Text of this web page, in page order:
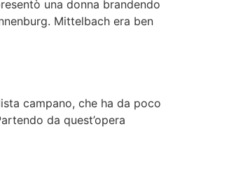
una donna brandendo
Mittelbach era ben
campano, che ha da poco
da quest’opera